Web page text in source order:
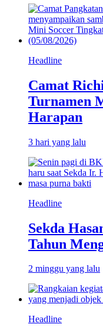
Headline
Camat
Turnamen
Harapan
3 hari yang lalu
Headline
Sekda
Tahun
2 minggu yang lalu
Headline